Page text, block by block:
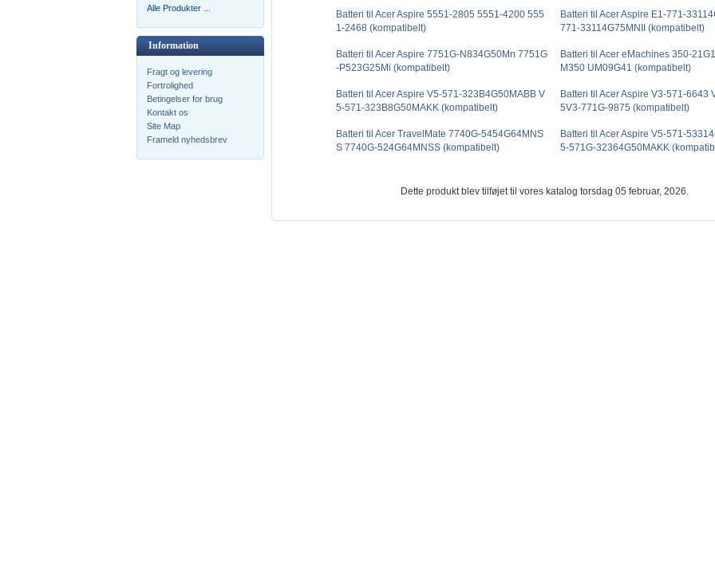
Alle Produkter ...
Information
Fragt og levering
Fortrolighed
Betingelser for brug
Kontakt os
Site Map
Frameld nyhedsbrev
Batteri til Acer Aspire 5551-2805 5551-4200 555
1-2468 (kompatibelt)
Batteri til Acer Aspire E1-771-
771-33114G75MNII (kompatibelt)
Batteri til Acer Aspire 7751G-N834G50Mn 7751G
-P523G25Mi (kompatibelt)
Batteri til Acer eMachines 350-
M350 UM09G41 (kompatibelt)
Batteri til Acer Aspire V5-571-323B4G50MABB V
5-571-323B8G50MAKK (kompatibelt)
Batteri til Acer Aspire V3-571-6643
5V3-771G-9875 (kompatibelt)
Batteri til Acer TravelMate 7740G-5454G64MNS
S 7740G-524G64MNSS (kompatibelt)
Batteri til Acer Aspire V5-571-
5-571G-32364G50MAKK
Dette produkt blev tilføjet til vores katalog torsdag 05 februar, 2026.